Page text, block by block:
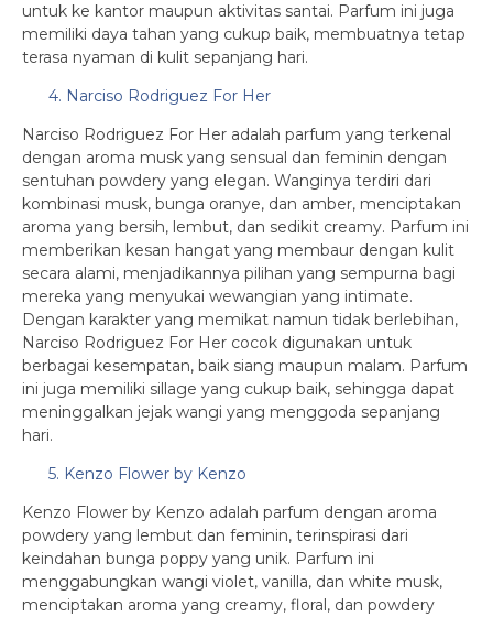
untuk ke kantor maupun aktivitas santai. Parfum ini juga
memiliki daya tahan yang cukup baik, membuatnya tetap
terasa nyaman di kulit sepanjang hari.
4. Narciso Rodriguez For Her
Narciso Rodriguez For Her adalah parfum yang terkenal
dengan aroma musk yang sensual dan feminin dengan
sentuhan powdery yang elegan. Wanginya terdiri dari
kombinasi musk, bunga oranye, dan amber, menciptakan
aroma yang bersih, lembut, dan sedikit creamy. Parfum ini
memberikan kesan hangat yang membaur dengan kulit
secara alami, menjadikannya pilihan yang sempurna bagi
mereka yang menyukai wewangian yang intimate.
Dengan karakter yang memikat namun tidak berlebihan,
Narciso Rodriguez For Her cocok digunakan untuk
berbagai kesempatan, baik siang maupun malam. Parfum
ini juga memiliki sillage yang cukup baik, sehingga dapat
meninggalkan jejak wangi yang menggoda sepanjang
hari.
5. Kenzo Flower by Kenzo
Kenzo Flower by Kenzo adalah parfum dengan aroma
powdery yang lembut dan feminin, terinspirasi dari
keindahan bunga poppy yang unik. Parfum ini
menggabungkan wangi violet, vanilla, dan white musk,
menciptakan aroma yang creamy, floral, dan powdery